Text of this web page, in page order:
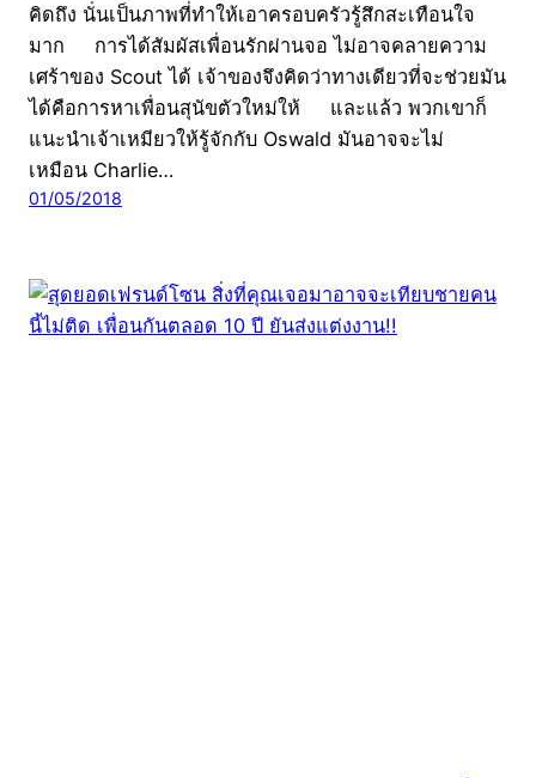
คิดถึง นั่นเป็นภาพที่ทำให้เอาครอบครัวรู้สึกสะเทือนใจ
มาก การได้สัมผัสเพื่อนรักผ่านจอ ไม่อาจคลายความ
เศร้าของ Scout ได้ เจ้าของจึงคิดว่าทางเดียวที่จะช่วยมัน
ได้คือการหาเพื่อนสุนัขตัวใหม่ให้ และแล้ว พวกเขาก็
แนะนำเจ้าเหมียวให้รู้จักกับ Oswald มันอาจจะไม่
เหมือน Charlie…
01/05/2018